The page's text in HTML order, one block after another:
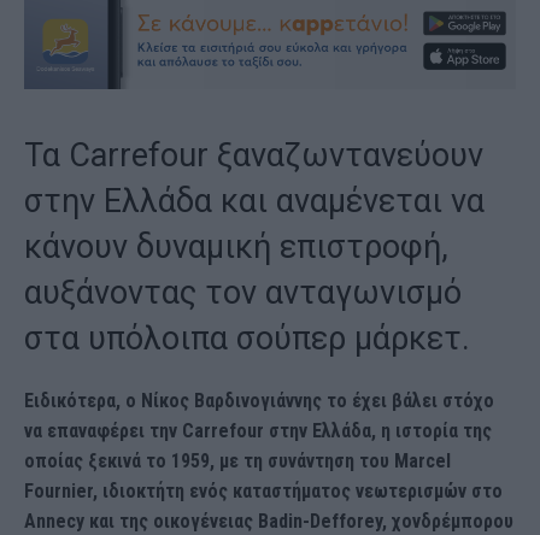
Τα Carrefour ξαναζωντανεύουν
στην Ελλάδα και αναμένεται να
κάνουν δυναμική επιστροφή,
αυξάνοντας τον ανταγωνισμό
στα υπόλοιπα σούπερ μάρκετ.
Ειδικότερα, ο Νίκος Βαρδινογιάννης το έχει βάλει στόχο
να επαναφέρει την Carrefour στην Ελλάδα, η ιστορία της
οποίας ξεκινά το 1959, με τη συνάντηση του Marcel
Fournier, ιδιοκτήτη ενός καταστήματος νεωτερισμών στο
Annecy και της οικογένειας Badin-Defforey, χονδρέμπορου